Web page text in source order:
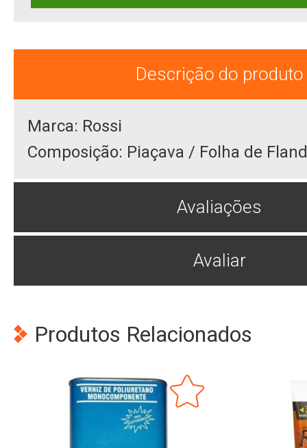
Descrição do produto
Marca: Rossi
Composição: Piaçava / Folha de
Avaliações
Avaliar
Produtos Relacionados